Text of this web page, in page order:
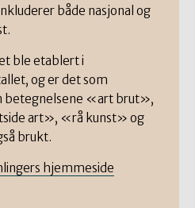
både nasjonal og
ble etablert i
og er det som
betegnelsene «art brut»,
art», «rå kunst» og
brukt.
hjemmeside